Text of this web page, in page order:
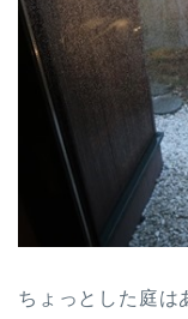
ちょっとした庭は